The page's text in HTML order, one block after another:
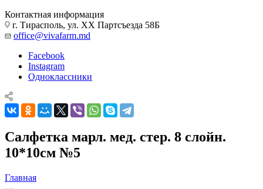
Контактная информация
г. Тирасполь, ул. ХХ Партсъезда 58Б
office@vivafarm.md
Facebook
Instagram
Одноклассники
Салфетка марл. мед. стер. 8 слойн.
10*10см №5
Главная